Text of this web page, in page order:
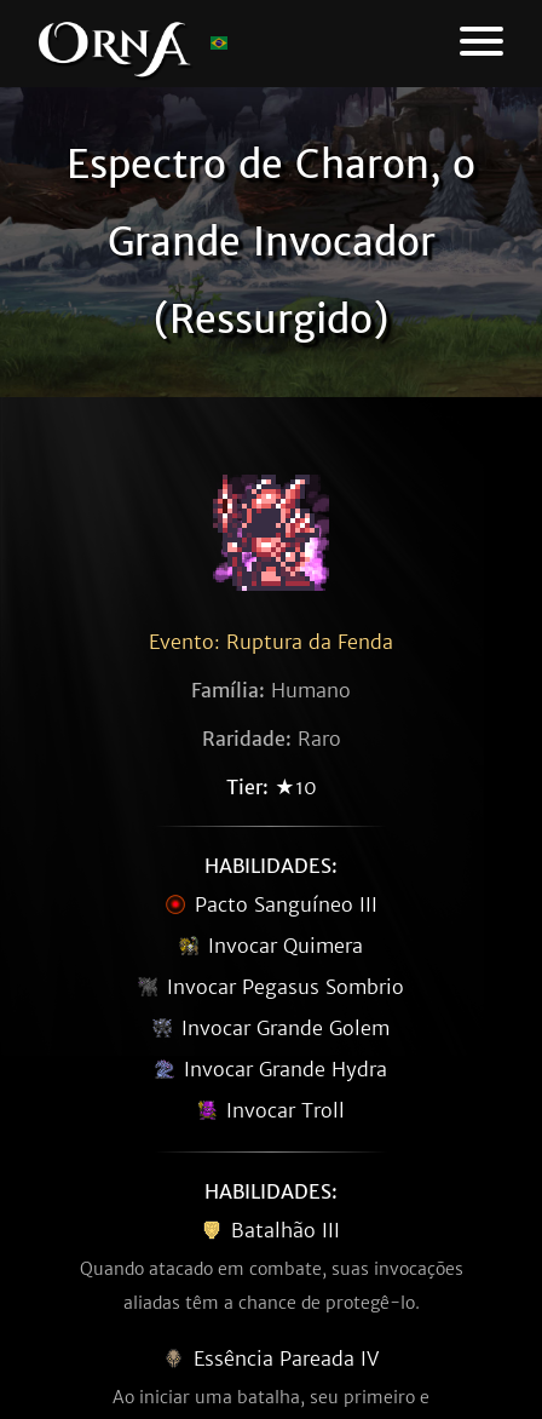
Espectro de Charon, o
Grande Invocador
(Ressurgido)
Evento: Ruptura da Fenda
Família: Humano
Raridade: Raro
Tier: ★10
HABILIDADES:
Pacto Sanguíneo III
Invocar Quimera
Invocar Pegasus Sombrio
Invocar Grande Golem
Invocar Grande Hydra
Invocar Troll
HABILIDADES:
Batalhão III
Quando atacado em combate, suas invocações
aliadas têm a chance de protegê-lo.
Essência Pareada IV
Ao iniciar uma batalha, seu primeiro e